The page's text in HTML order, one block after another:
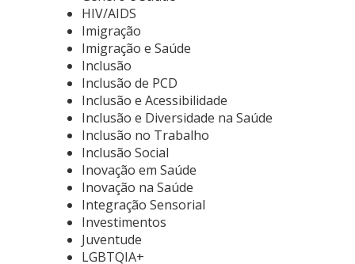
HIV/AIDS
Imigração
Imigração e Saúde
Inclusão
Inclusão de PCD
Inclusão e Acessibilidade
Inclusão e Diversidade na Saúde
Inclusão no Trabalho
Inclusão Social
Inovação em Saúde
Inovação na Saúde
Integração Sensorial
Investimentos
Juventude
LGBTQIA+